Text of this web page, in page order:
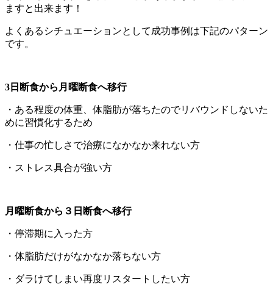
ますと出来ます！
よくあるシチュエーションとして成功事例は下記のパターン
です。
3日断食から月曜断食へ移行
・ある程度の体重、体脂肪が落ちたのでリバウンドしないた
めに習慣化するため
・仕事の忙しさで治療になかなか来れない方
・ストレス具合が強い方
月曜断食から３日断食へ移行
・停滞期に入った方
・体脂肪だけがなかなか落ちない方
・ダラけてしまい再度リスタートしたい方